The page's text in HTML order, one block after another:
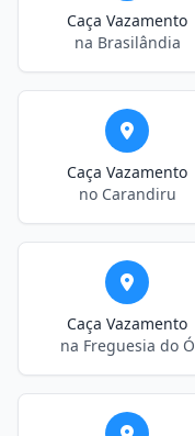
Caça Vazamento
na Brasilândia
Caça Vazamento
no Carandiru
Caça Vazamento
na Freguesia do Ó